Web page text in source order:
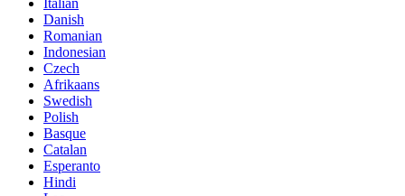
Danish
Romanian
Indonesian
Czech
Afrikaans
Swedish
Polish
Basque
Catalan
Esperanto
Hindi